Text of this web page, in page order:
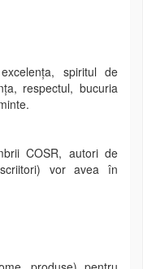
spiritul de
respectul, bucuria
COSR, autori de
vor avea în